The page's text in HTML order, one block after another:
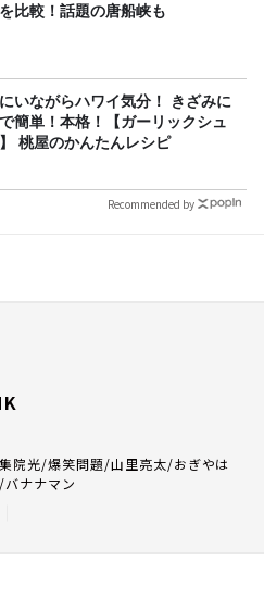
比較！話題の唐船峡も
いながらハワイ気分！ きざみに
簡単！本格！【ガーリックシュ
桃屋のかんたんレシピ
Recommended by
院光/爆笑問題/山里亮太/おぎやは
バナナマン